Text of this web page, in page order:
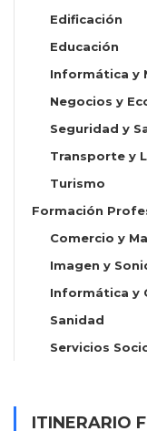
Edificación
Educación
Informática y
Negocios y
Seguridad y
Transporte y
Turismo
Formación
Comercio y
Imagen y
Informática y
Sanidad
Servicios
ITINERARIO